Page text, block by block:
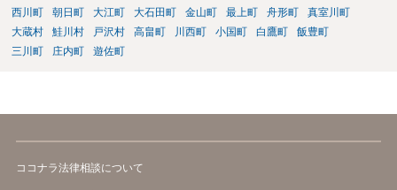
西川町
朝日町 大江町 大石田町 金山町 最上町 舟形町
真室川町
大蔵村
鮭川村 戸沢村 高畠町 川西町 小国町 白鷹町
飯豊町
三川町
庄内町 遊佐町
ココナラ法律相談について